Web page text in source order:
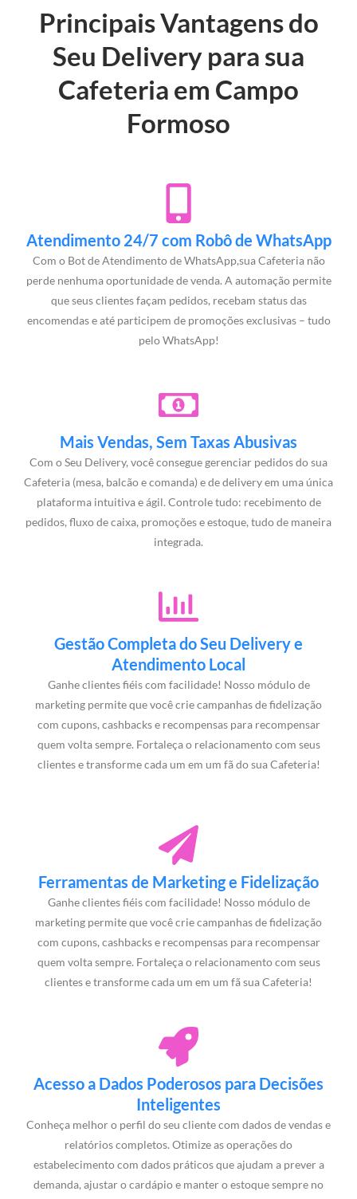
Principais Vantagens do
Seu Delivery para sua
Cafeteria em Campo
Formoso
Atendimento 24/7 com Robô de WhatsApp
Com o Bot de Atendimento de WhatsApp,sua Cafeteria não
perde nenhuma oportunidade de venda. A automação permite
que seus clientes façam pedidos, recebam status das
encomendas e até participem de promoções exclusivas – tudo
pelo WhatsApp!
Mais Vendas, Sem Taxas Abusivas
Com o Seu Delivery, você consegue gerenciar pedidos do sua
Cafeteria (mesa, balcão e comanda) e de delivery em uma única
plataforma intuitiva e ágil. Controle tudo: recebimento de
pedidos, fluxo de caixa, promoções e estoque, tudo de maneira
integrada.
Gestão Completa do Seu Delivery e
Atendimento Local
Ganhe clientes fiéis com facilidade! Nosso módulo de
marketing permite que você crie campanhas de fidelização
com cupons, cashbacks e recompensas para recompensar
quem volta sempre. Fortaleça o relacionamento com seus
clientes e transforme cada um em um fã do sua Cafeteria!
Ferramentas de Marketing e Fidelização
Ganhe clientes fiéis com facilidade! Nosso módulo de
marketing permite que você crie campanhas de fidelização
com cupons, cashbacks e recompensas para recompensar
quem volta sempre. Fortaleça o relacionamento com seus
clientes e transforme cada um em um fã sua Cafeteria!
Acesso a Dados Poderosos para Decisões
Inteligentes
Conheça melhor o perfil do seu cliente com dados de vendas e
relatórios completos. Otimize as operações do
estabelecimento com dados práticos que ajudam a prever a
demanda, ajustar o cardápio e manter o estoque sempre no